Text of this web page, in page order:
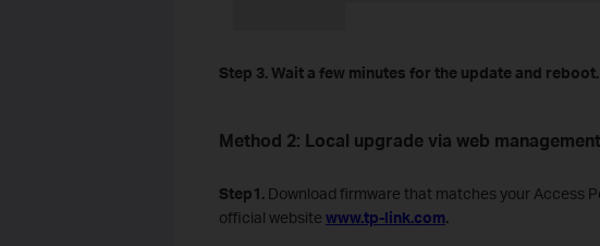
Step 3. Wait a few minutes for the update and reboot.
Method 2: Local upgrade via web
Step1. Download firmware that matches your Access
official website www.tp-link.com.